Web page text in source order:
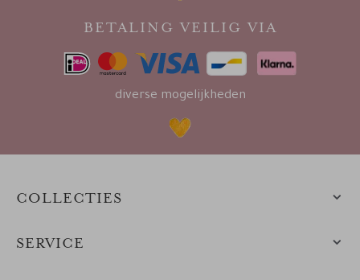
BETALING VEILIG VIA
diverse mogelijkheden
COLLECTIES
SERVICE